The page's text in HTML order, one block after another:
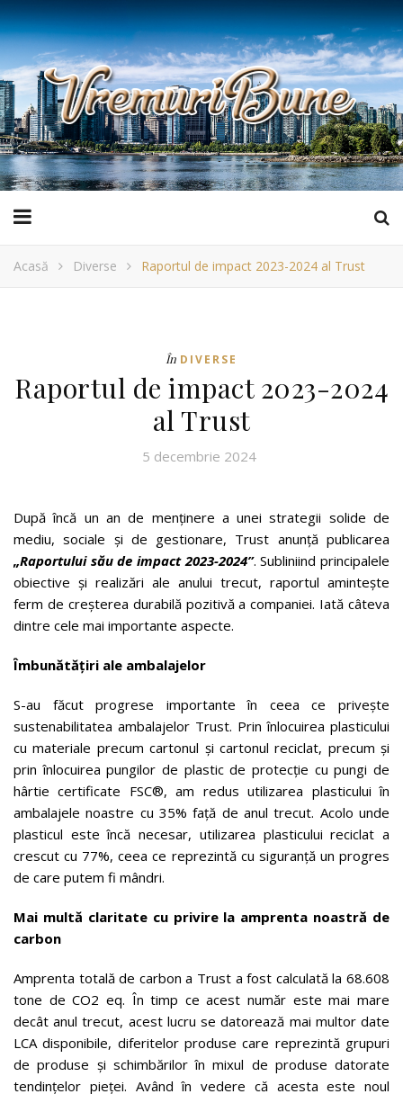
Acasă Diverse Raportul de impact 2023-2024 al Trust
În DIVERSE
Raportul de impact 2023-2024
al Trust
5 decembrie 2024
După încă un an de menținere a unei strategii solide de
mediu, sociale și de gestionare, Trust anunță publicarea
„Raportului său de impact 2023-2024”. Subliniind principalele
obiective și realizări ale anului trecut, raportul amintește
ferm de creșterea durabilă pozitivă a companiei. Iată câteva
dintre cele mai importante aspecte.
Îmbunătățiri ale ambalajelor
S-au făcut progrese importante în ceea ce privește
sustenabilitatea ambalajelor Trust. Prin înlocuirea plasticului
cu materiale precum cartonul și cartonul reciclat, precum și
prin înlocuirea pungilor de plastic de protecție cu pungi de
hârtie certificate FSC®, am redus utilizarea plasticului în
ambalajele noastre cu 35% față de anul trecut. Acolo unde
plasticul este încă necesar, utilizarea plasticului reciclat a
crescut cu 77%, ceea ce reprezintă cu siguranță un progres
de care putem fi mândri.
Mai multă claritate cu privire la amprenta noastră de
carbon
Amprenta totală de carbon a Trust a fost calculată la 68.608
tone de CO2 eq. În timp ce acest număr este mai mare
decât anul trecut, acest lucru se datorează mai multor date
LCA disponibile, diferitelor produse care reprezintă grupuri
de produse și schimbărilor în mixul de produse datorate
tendințelor pieței. Având în vedere că acesta este noul